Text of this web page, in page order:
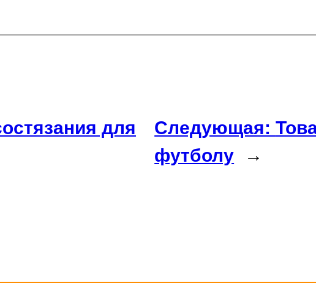
для
Следующая:
футболу
→